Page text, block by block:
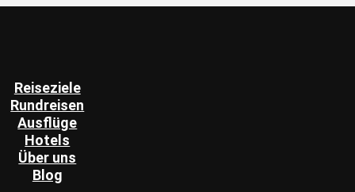
Reiseziele
Rundreisen
Ausflüge
Hotels
Über uns
Blog